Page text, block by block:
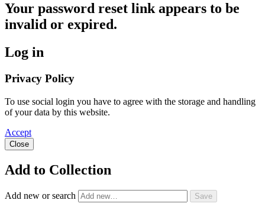
Your password reset link appears to be
invalid or expired.
Log in
Privacy Policy
To use social login you have to agree with the storage and handling
of your data by this website.
Accept
Close
Add to Collection
Add new or search